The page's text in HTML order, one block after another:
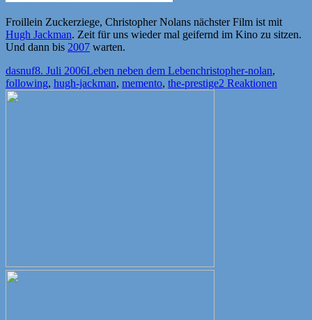
Froillein Zuckerziege, Christopher Nolans nächster Film ist mit
Hugh Jackman. Zeit für uns wieder mal geifernd im Kino zu sitzen.
Und dann bis 2007 warten.
Autor
dasnufVeröffentlicht
am
8. Juli 2006Kategorien
Leben neben dem LebenSchlagwörter
christopher-nolan,
following, hugh-jackman, memento, the-prestige2 Reaktionen